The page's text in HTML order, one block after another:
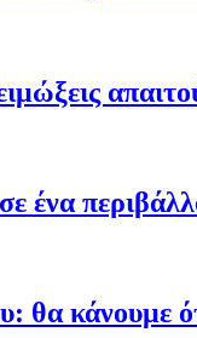
ένα
θα κάνουμε